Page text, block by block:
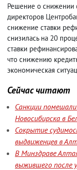
Решение о снижении
директоров
снижение ставки
снизилась на 20
ставки
что снижению
экономическая
Сейчас читают
Санкции
Новосибирска в
Сокрытие
выдвиженцев в
В Минздраве
выжившего после